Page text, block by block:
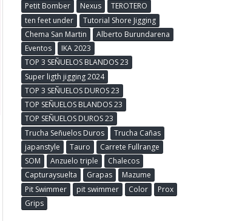
Petit Bomber
Nexus
TEROTERO
ten feet under
Tutorial Shore Jigging
Chema San Martin
Alberto Burundarena
Eventos
IKA 2023
TOP 3 SEÑUELOS BLANDOS 23
Super ligth jigging 2024
TOP 3 SEÑUELOS DUROS 23
TOP SEÑUELOS BLANDOS 23
TOP SEÑUELOS DUROS 23
Trucha Señuelos Duros
Trucha Cañas
japanstyle
Tauro
Carrete Fullrange
SOM
Anzuelo triple
Chalecos
Capturaysuelta
Grapas
Mazume
Pit Swimmer
pit swimmer Color
Prox
Grips